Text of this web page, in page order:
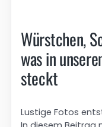
Würstchen,
was in
steckt
Lustige Fotos